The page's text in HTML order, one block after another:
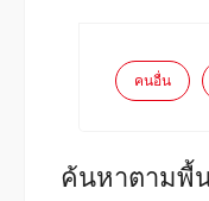
คนอื่น
ค้นหาตามพื้